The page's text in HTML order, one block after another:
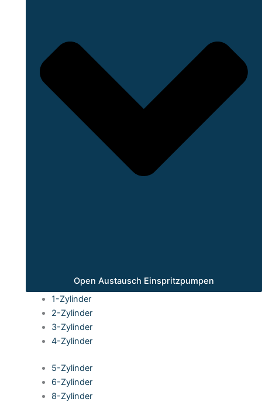
Open Austausch Einspritzpumpen
1-Zylinder
2-Zylinder
3-Zylinder
4-Zylinder
5-Zylinder
6-Zylinder
8-Zylinder